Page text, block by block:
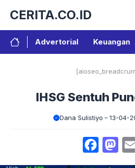
isi
CERITA.CO.ID
Advertorial Keuangan
IHSG Sentuh
Dana Sulistiyo 13-04-